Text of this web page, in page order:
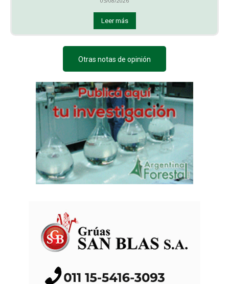
Leer más
Otras notas de opinión